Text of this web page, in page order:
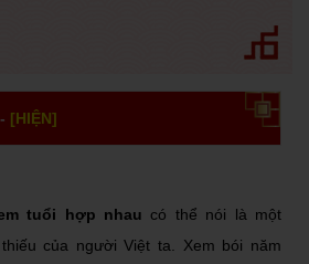
[HIỆN]
tuổi hợp nhau có thể nói là một
của người Việt ta. Xem bói năm